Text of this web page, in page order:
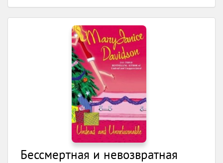
Бессмертная и невозвратная